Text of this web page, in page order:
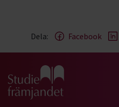
Dela: Facebook
Gå till studiefrämjandets